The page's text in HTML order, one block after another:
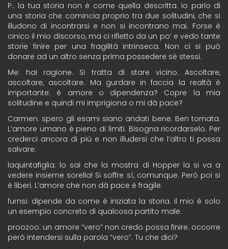
P.: la tua storia non è come quella descritta. Io parlo di
una storia che comincia proprio tra due solitudini, che si
illudono di incontrarsi e non si incontrano mai. Forse è
cinico il mio discorso, ma ci rifletto da un po’ e vedo tante
storie finire per una fragilità intrinseca. Non ci si può
donare ad un altro senza prima possedere sè stessi.
Me: hai ragione. Si tratta di stare vicino. Ascoltare,
ascoltare, ascoltare. Ma gurdare in faccia la realtà è
importante: è amore o dipendenza? Copre la mia
solitudine e quindi mi imprigiona o mi dà pace?
Carmen: spero gli esami siano andati bene. Ben tornata.
L’amore umano è pieno di limiti. Bisogna ricordarselo. Per
crederci ancora di più e non illudersi che l’altro ti possa
salvare.
laquintafiglia: lo sai che la mostra di Hopper la si va a
vedere insieme sorella! Si soffre sì, comunque. Però poi si
è liberi. L’amore che non dà pace è fragile.
furnsi: dipende da come è iniziata la storia. il mio è solo
un esempio concreto di qualcosa partito male.
proozoo: un amore “vero” non credo possa finire. occorre
però intendersi sulla parola “vero”. Tu che dici?